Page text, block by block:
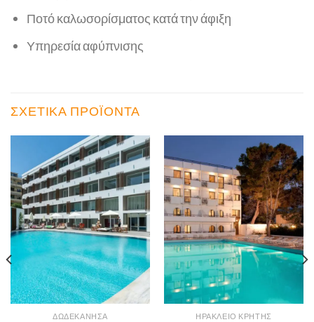
Ποτό καλωσορίσματος κατά την άφιξη
Υπηρεσία αφύπνισης
ΣΧΕΤΙΚΆ ΠΡΟΪΌΝΤΑ
ΔΩΔΕΚΆΝΗΣΑ ΗΡΆΚΛΕΙΟ ΚΡΉΤΗΣ